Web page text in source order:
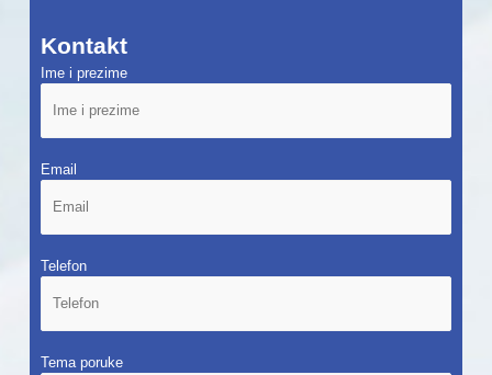
Kontakt
Ime i prezime
Email
Telefon
Tema poruke